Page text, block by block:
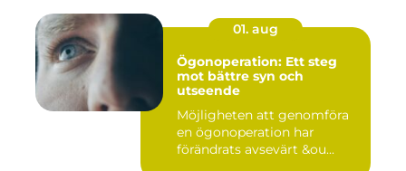
01. aug
Ögonoperation: Ett steg
mot bättre syn och
utseende
Möjligheten att genomföra
en ögonoperation har
förändrats avsevärt &ou...